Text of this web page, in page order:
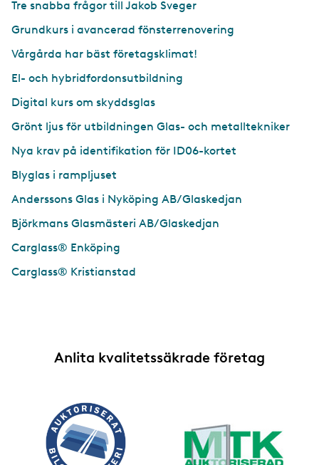
Tre snabba frågor till Jakob Sveger
Grundkurs i avancerad fönsterrenovering
Vårgårda har bäst företagsklimat!
El- och hybridfordonsutbildning
Digital kurs om skyddsglas
Grönt ljus för utbildningen Glas- och metalltekniker
Nya krav på identifikation för ID06-kortet
Blyglas i rampljuset
Anderssons Glas i Nyköping AB/Glaskedjan
Björkmans Glasmästeri AB/Glaskedjan
Carglass® Enköping
Carglass® Kristianstad
Anlita kvalitetssäkrade företag